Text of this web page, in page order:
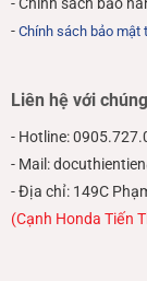
- Chính sách bảo
- Chính sách bảo mật
Liên hệ với
- Hotline:
- Mail:
- Địa chỉ: 149C
(Cạnh Honda Tiến